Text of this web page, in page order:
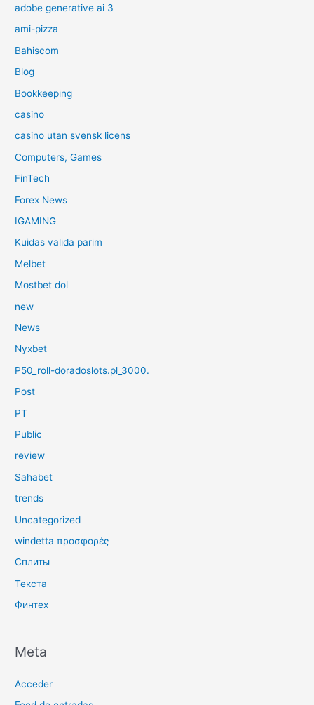
adobe generative ai 3
ami-pizza
Bahiscom
Blog
Bookkeeping
casino
casino utan svensk licens
Computers, Games
FinTech
Forex News
IGAMING
Kuidas valida parim
Melbet
Mostbet dol
new
News
Nyxbet
P50_roll-doradoslots.pl_3000.
Post
PT
Public
review
Sahabet
trends
Uncategorized
windetta προσφορές
Сплиты
Текста
Финтех
Meta
Acceder